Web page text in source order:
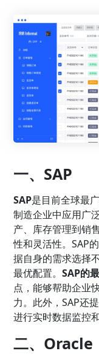
一、SAP
SAP是目前全球最
制造企业中应用广
产、库存管理到销
性和灵活性。SAP
据自身的需求选择
最优配置。SAP的
点，能够帮助企业
力。此外，SAP还
进行实时数据监控
二、Oracle